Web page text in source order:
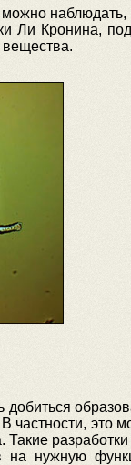
Ли Кронина,
добиться
это
Такие
на нужную